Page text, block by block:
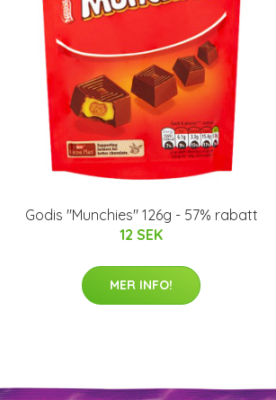
Godis "Munchies" 126g - 57% rabatt
12 SEK
MER INFO!